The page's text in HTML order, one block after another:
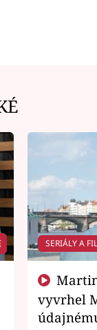
SERIÁLY A
vyvrhel